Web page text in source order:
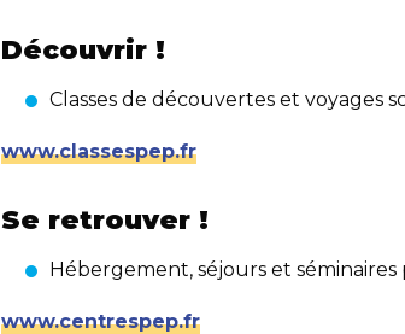
Découvrir !
Classes de découvertes et voyages
www.classespep.fr
Se retrouver !
Hébergement, séjours et
www.centrespep.fr